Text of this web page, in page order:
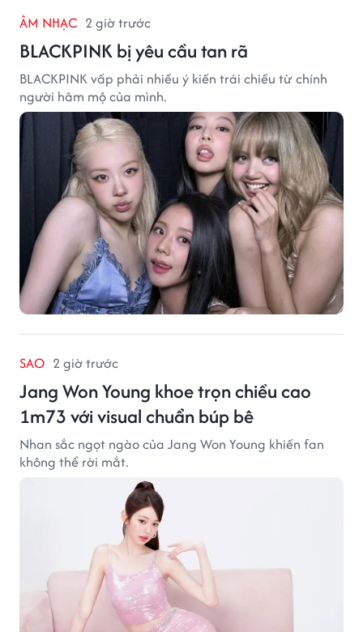
ÂM NHẠC 2 giờ trước
BLACKPINK bị yêu cầu tan rã
BLACKPINK vấp phải nhiều ý kiến trái chiều từ chính
người hâm mộ của mình.
SAO 2 giờ trước
Jang Won Young khoe trọn chiều cao
1m73 với visual chuẩn búp bê
Nhan sắc ngọt ngào của Jang Won Young khiến fan
không thể rời mắt.